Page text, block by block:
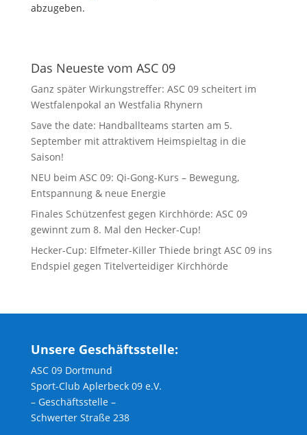
abzugeben.
Das Neueste vom ASC 09
Ganz später Wirkungstreffer: ASC 09 scheitert im
Westfalenpokal an Westfalia Rhynern
Save the date: Handballteams starten am 5.
September mit attraktivem Heimspieltag in die
Saison!
NEU beim ASC 09: Qi-Gong-Kurs – Bewegung,
Entspannung & neue Energie
Finales Schützenfest gegen Kirchhörde: ASC 09
gewinnt zum 8. Mal den Hecker-Cup!
Hecker-Cup: Elfmeter-Killer Thiede bringt ASC 09 ins
Endspiel gegen Titelverteidiger Kirchhörde
Unsere Geschäftsstelle:
ASC 09 Dortmund
Sport-Club Aplerbeck 09 e.V.
– Geschäftsstelle –
Schwerter Straße 238